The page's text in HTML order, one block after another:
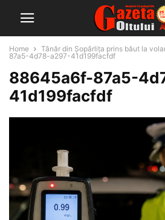
Home Tânăr din Șopârlița prins băut la
87a5-4d78-a297-41d199facfdf
88645a6f-87a5-
41d199facfdf